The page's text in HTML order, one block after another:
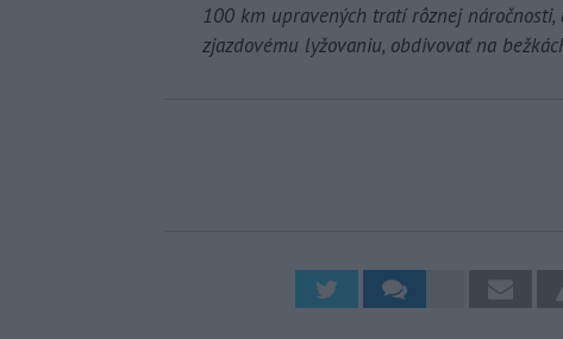
100 km upravených tratí rôznej
zjazdovému lyžovaniu, obdivovať na